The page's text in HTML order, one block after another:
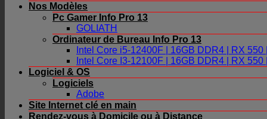
Nos Modèles
Pc Gamer Info Pro 13
GOLIATH
Ordinateur de Bureau Info Pro 13
Intel Core i5-12400F | 16GB DDR4 | RX 550
Intel Core I3-12100F | 16GB DDR4 | RX 550
Logiciel & OS
Logiciels
Adobe
Site Internet clé en main
Rendez-vous à Domicile ou à Distance